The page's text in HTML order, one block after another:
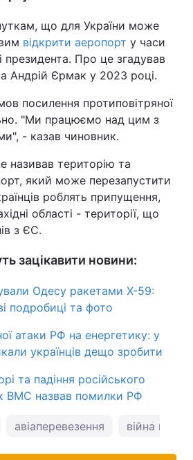
що для України може
відкрити аеропорт у часи
президента. Про це згадував
Андрій Єрмак у 2023 році.
посилення протиповітряної
"Ми працюємо над цим з
- казав чиновник.
називав територію та
який може перезапустити
роблять припущення,
області - території, що
з ЄС.
зацікавити новини:
Одесу ракетами Х-59:
подробиці та фото
атаки РФ на енергетику: у
українців дещо зробити
та падіння російського
ВМС назвав помилки РФ
авіаперевезення війна в